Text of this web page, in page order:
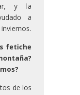
y la
a
fetiche
de los